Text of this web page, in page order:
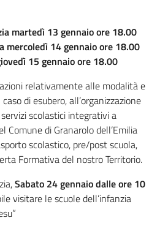
martedì 13 gennaio ore 18.00
mercoledì 14 gennaio ore 18.00
15 gennaio ore 18.00
relativamente alle modalità e
di esubero, all’organizzazione
scolastici integrativi a
Comune di Granarolo dell’Emilia
scolastico, pre/post scuola,
Formativa del nostro Territorio.
Sabato 24 gennaio dalle ore 10
visitare le scuole dell’infanzia